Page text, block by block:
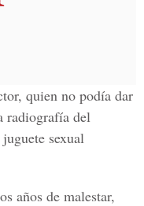
quien no podía dar
radiografía del
sexual
años de malestar,